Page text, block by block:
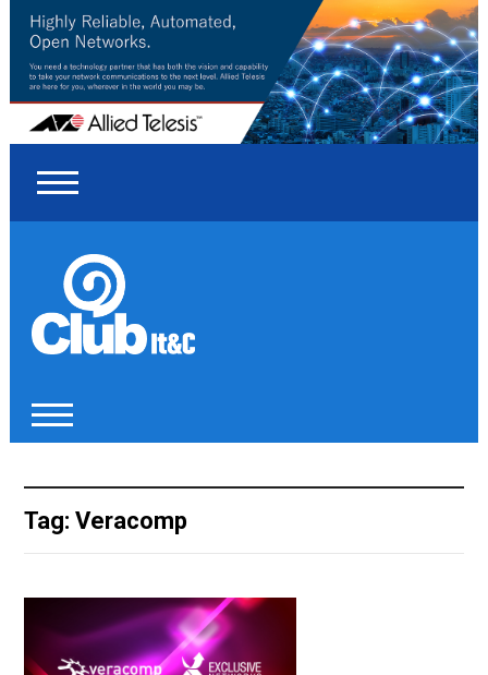
Tag: Veracomp